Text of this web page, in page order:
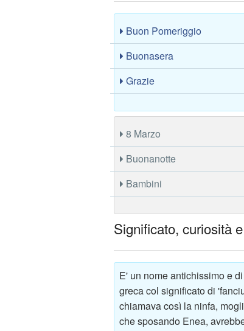
Buon Pomeriggio
Buonasera
Grazie
8 Marzo
Buonanotte
Bambini
Significato, curiosità
E' un nome antichissimo e
greca col significato di
chiamava così la ninfa,
che sposando Enea,